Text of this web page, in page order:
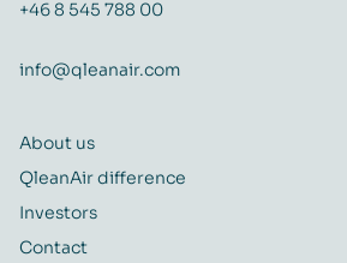
+46 8 545 788 00
info@qleanair.com
About us
QleanAir difference
Investors
Contact